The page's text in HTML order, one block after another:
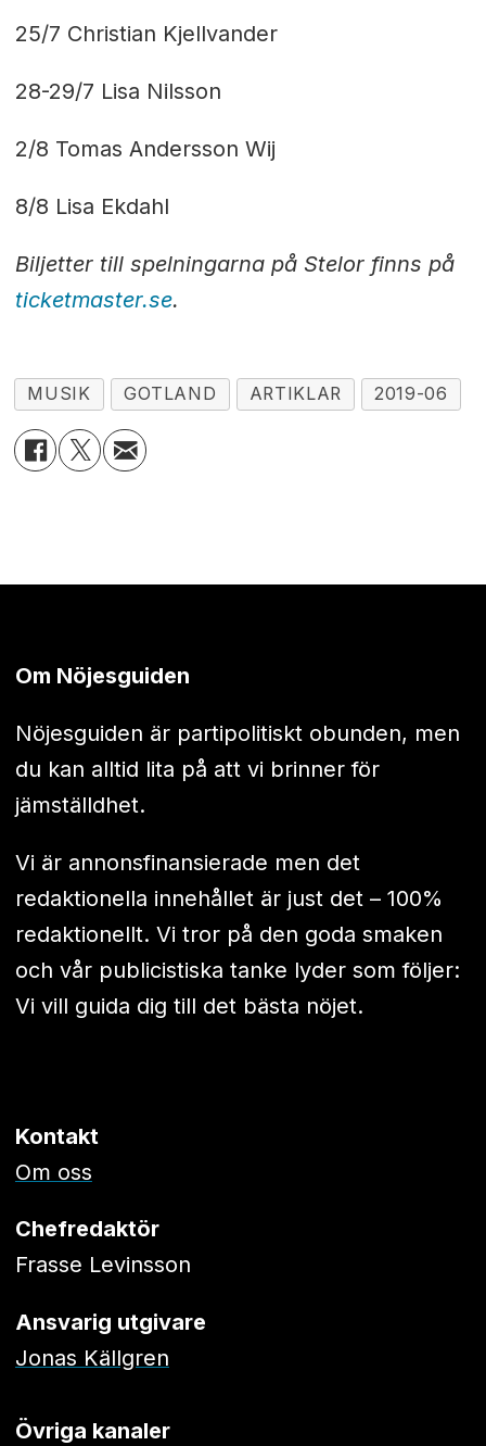
25/7 Christian Kjellvander
28-29/7 Lisa Nilsson
2/8 Tomas Andersson Wij
8/8 Lisa Ekdahl
Biljetter till spelningarna på Stelor finns på
ticketmaster.se.
MUSIK GOTLAND ARTIKLAR 2019-06
Om Nöjesguiden
Nöjesguiden är partipolitiskt obunden, men
du kan alltid lita på att vi brinner för
jämställdhet.
Vi är annonsfinansierade men det
redaktionella innehållet är just det – 100%
redaktionellt. Vi tror på den goda smaken
och vår publicistiska tanke lyder som följer:
Vi vill guida dig till det bästa nöjet.
Kontakt
Om oss
Chefredaktör
Frasse Levinsson
Ansvarig utgivare
Jonas Källgren
Övriga kanaler